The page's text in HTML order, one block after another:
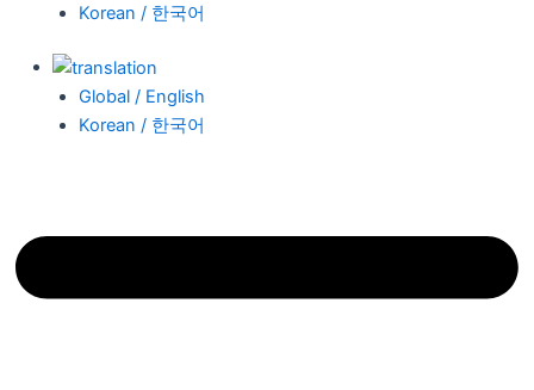
Korean / 한국어
Global / English
Korean / 한국어